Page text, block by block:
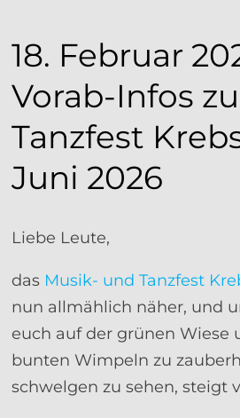
18. Februar
Vorab-Infos
Tanzfest
Juni 2026
Liebe Leute,
das Musik- und Tanzfest
nun allmählich näher, und
euch auf der grünen Wiese
bunten Wimpeln zu
schwelgen zu sehen, steigt